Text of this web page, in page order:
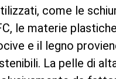
come le
le materie
e il legno
La pelle di